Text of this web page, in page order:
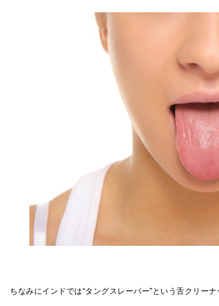
ちなみにインドでは“タングスレーパー”という舌クリー